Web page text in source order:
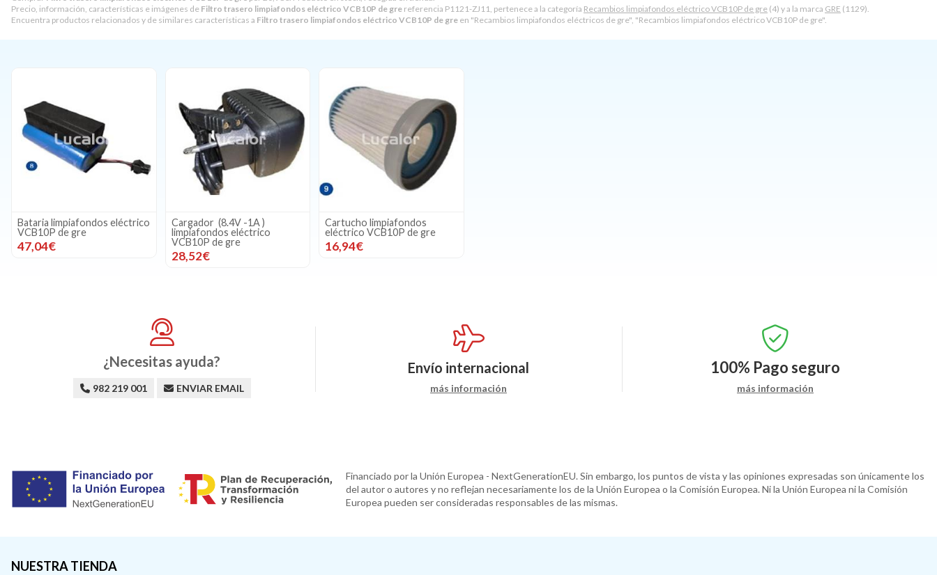
Precio, información, características e imágenes de Filtro trasero limpiafondos eléctrico VCB10P de gre referencia P1121-ZJ11, pertenece a la categoría Recambios limpiafondos eléctrico VCB10P de gre (4) y a la marca GRE (1129).
Encuentra productos relacionados y de similares características a Filtro trasero limpiafondos eléctrico VCB10P de gre en "Recambios limpiafondos eléctricos de gre", "Recambios limpiafondos eléctrico VCB10P de gre".
Bataria limpiafondos eléctrico
VCB10P de gre
47,04€
Cargador (8.4V -1A )
limpiafondos eléctrico
VCB10P de gre
28,52€
Cartucho limpiafondos
eléctrico VCB10P de gre
16,94€
¿Necesitas ayuda?
982 219 001 ENVIAR EMAIL
Envío internacional
más información
100% Pago seguro
más información
Financiado por la Unión Europea - NextGenerationEU. Sin embargo, los puntos de vista y las opiniones expresadas son únicamente los
del autor o autores y no reflejan necesariamente los de la Unión Europea o la Comisión Europea. Ni la Unión Europea ni la Comisión
Europea pueden ser consideradas responsables de las mismas.
NUESTRA TIENDA